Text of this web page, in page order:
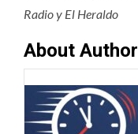
Radio y El Heraldo
About Author